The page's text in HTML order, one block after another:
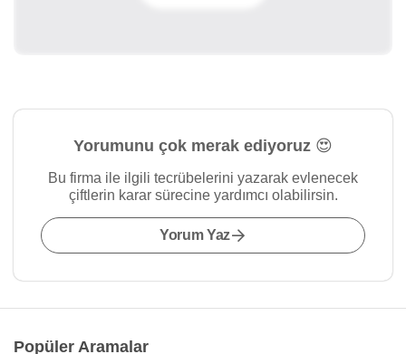
Yorumunu çok merak ediyoruz 😍
Bu firma ile ilgili tecrübelerini yazarak evlenecek
çiftlerin karar sürecine yardımcı olabilirsin.
Yorum Yaz
Popüler Aramalar